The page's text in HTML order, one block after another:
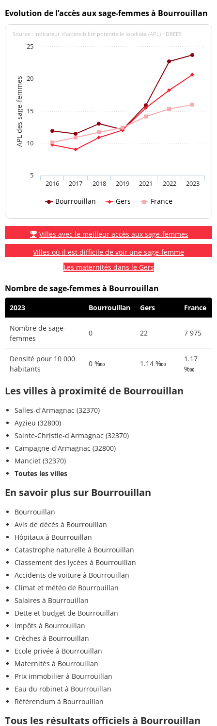
Evolution de l’accès aux sage-femmes à Bourrouillan
APL des sage-femmes
Source : indicateur d’accessibilité potentielle localisée (APL) - DREES
Bourrouillan Gers France
2016 2017 2018 2019 2021 2022 2023
5
10
15
20
25
Villes avec le meilleur accès aux sage-femmes
Villes où il est difficile de voir une sage-femme
Les maternités dans le Gers
Nombre de sage-femmes à Bourrouillan
2023 Bourrouillan Gers France
Nombre de sage-
femmes
0 22 7 975
Densité pour 10 000
habitants
0 ‱ 1.14 ‱
1.17
‱
Les villes à proximité de Bourrouillan
Salles-d'Armagnac (32370)
Ayzieu (32800)
Sainte-Christie-d'Armagnac (32370)
Campagne-d'Armagnac (32800)
Manciet (32370)
Toutes les villes
En savoir plus sur Bourrouillan
Bourrouillan
Avis de décès à Bourrouillan
Hôpitaux à Bourrouillan
Catastrophe naturelle à Bourrouillan
Classement des lycées à Bourrouillan
Accidents de voiture à Bourrouillan
Climat et météo de Bourrouillan
Salaires à Bourrouillan
Dette et budget de Bourrouillan
Impôts à Bourrouillan
Crèches à Bourrouillan
Ecole privée à Bourrouillan
Maternités à Bourrouillan
Prix immobilier à Bourrouillan
Eau du robinet à Bourrouillan
Référendum à Bourrouillan
Tous les résultats officiels à Bourrouillan